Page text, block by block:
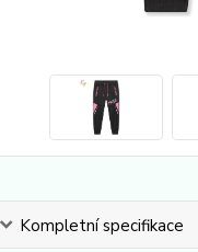
Kompletní specifikace